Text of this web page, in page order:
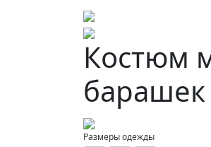
Костюм
барашек
Размеры одежды